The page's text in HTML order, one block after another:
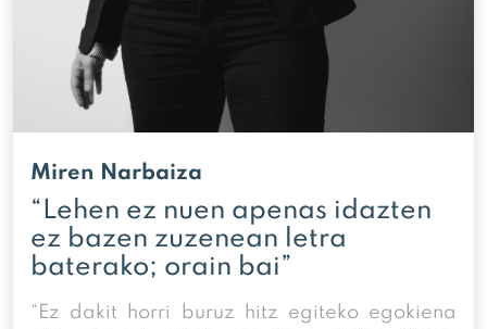
Miren Narbaiza
“Lehen ez nuen apenas idazten
ez bazen zuzenean letra
baterako; orain bai”
“Ez dakit horri buruz hitz egiteko egokiena